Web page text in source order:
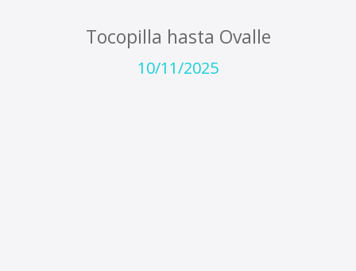
Tocopilla hasta Ovalle
10/11/2025